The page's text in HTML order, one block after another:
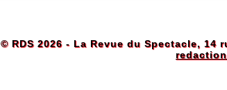
© RDS 2026 - La Revue du Spectacle, 14